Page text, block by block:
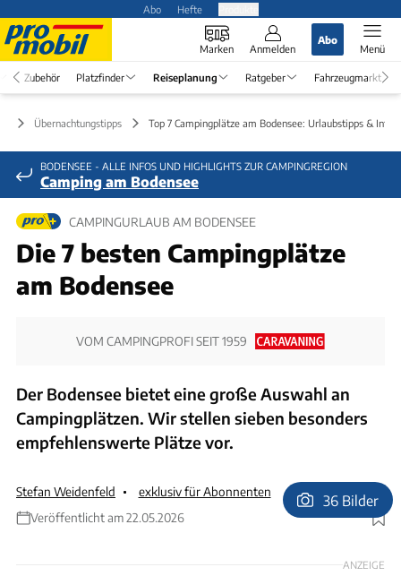
Abo Hefte
Marken Anmelden
Abo
Menü
Zubehör Platzfinder Reiseplanung Ratgeber Fahrzeugmarkt
Übernachtungstipps Top 7 Campingplätze am Bodensee: Urlaubstipps & Infos
BODENSEE - ALLE INFOS UND HIGHLIGHTS ZUR CAMPINGREGION
Camping am Bodensee
CAMPINGURLAUB AM BODENSEE
Die 7 besten Campingplätze
am Bodensee
VOM CAMPINGPROFI SEIT 1959
Der Bodensee bietet eine große Auswahl an
Campingplätzen. Wir stellen sieben besonders
empfehlenswerte Plätze vor.
Stefan Weidenfeld
exklusiv für Abonnenten
Veröffentlicht am 22.05.2026
Foto: Stefan Weidenfeld
36 Bilder
ANZEIGE